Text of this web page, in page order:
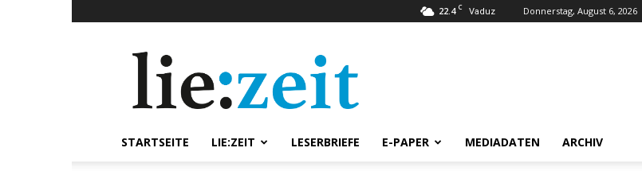
22.4 C Vaduz Donnerstag, August 6, 2026
STARTSEITE LIE:ZEIT LESERBRIEFE E-PAPER MEDIADATEN ARCHIV